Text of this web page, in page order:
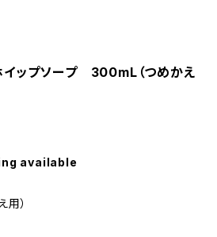
イップソープ 300mL（つめかえ
available
用）